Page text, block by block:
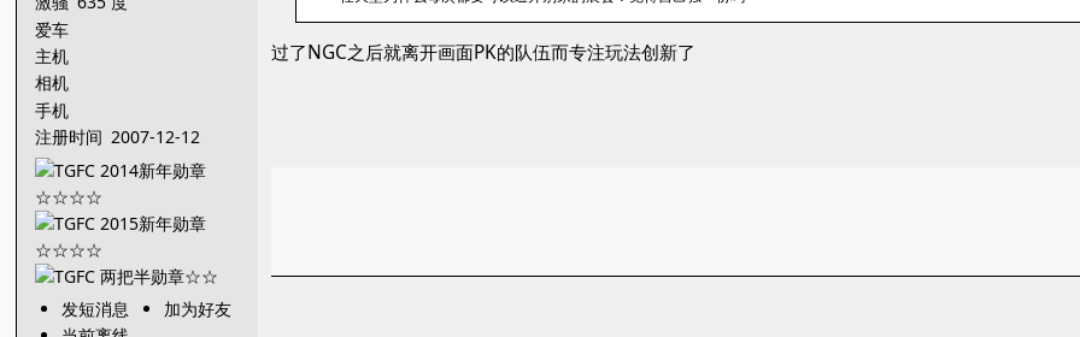
爱车
主机
相机
手机
注册时间 2007-12-12
发短消息
加为好友
过了NGC之后就离开画面PK的队伍而专注玩法创新了